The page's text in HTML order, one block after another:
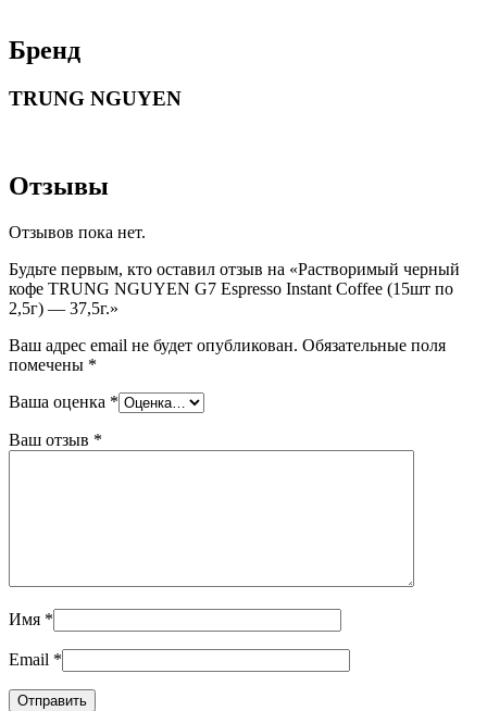
Бренд
TRUNG NGUYEN
Отзывы
Отзывов пока нет.
Будьте первым, кто оставил отзыв на «Растворимый черный
кофе TRUNG NGUYEN G7 Espresso Instant Coffee (15шт по
2,5г) — 37,5г.»
Ваш адрес email не будет опубликован. Обязательные поля
помечены *
Ваша оценка *
Ваш отзыв *
Имя *
Email *